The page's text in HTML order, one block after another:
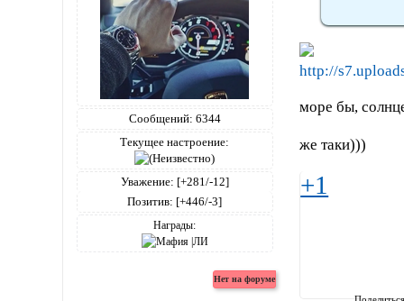
Сообщений: 6344
Текущее настроение:
Уважение: [+281/-12]
Позитив: [+446/-3]
Награды:
море бы,
же таки)))
+1